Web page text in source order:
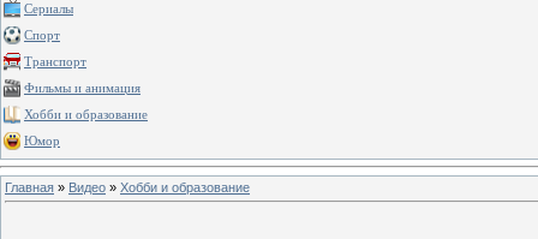
Сериалы
Спорт
Транспорт
Фильмы и анимация
Хобби и образование
Юмор
Главная » Видео » Хобби и образование